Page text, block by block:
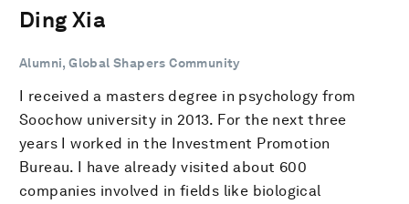
Ding Xia
Alumni, Global Shapers Community
I received a masters degree in psychology from
Soochow university in 2013. For the next three
years I worked in the Investment Promotion
Bureau. I have already visited about 600
companies involved in fields like biological